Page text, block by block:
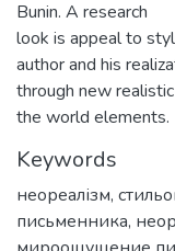
Bunin. A research
look is appeal to
author and his
through new
the world elements.
Keywords
неореалізм,
письменника,